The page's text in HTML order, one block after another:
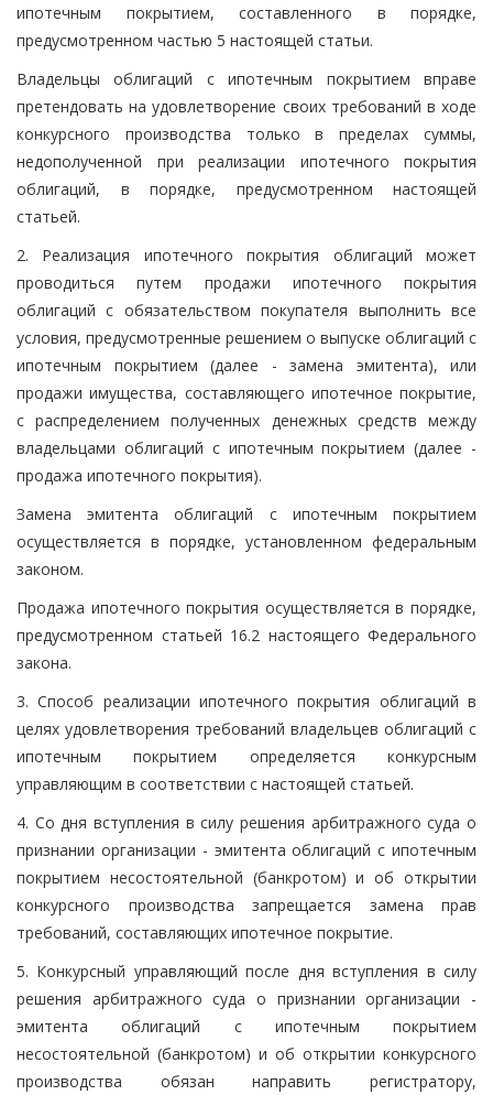
ипотечным покрытием, составленного в порядке,
предусмотренном частью 5 настоящей статьи.
Владельцы облигаций с ипотечным покрытием вправе
претендовать на удовлетворение своих требований в ходе
конкурсного производства только в пределах суммы,
недополученной при реализации ипотечного покрытия
облигаций, в порядке, предусмотренном настоящей
статьей.
2. Реализация ипотечного покрытия облигаций может
проводиться путем продажи ипотечного покрытия
облигаций с обязательством покупателя выполнить все
условия, предусмотренные решением о выпуске облигаций с
ипотечным покрытием (далее - замена эмитента), или
продажи имущества, составляющего ипотечное покрытие,
с распределением полученных денежных средств между
владельцами облигаций с ипотечным покрытием (далее -
продажа ипотечного покрытия).
Замена эмитента облигаций с ипотечным покрытием
осуществляется в порядке, установленном федеральным
законом.
Продажа ипотечного покрытия осуществляется в порядке,
предусмотренном статьей 16.2 настоящего Федерального
закона.
3. Способ реализации ипотечного покрытия облигаций в
целях удовлетворения требований владельцев облигаций с
ипотечным покрытием определяется конкурсным
управляющим в соответствии с настоящей статьей.
4. Со дня вступления в силу решения арбитражного суда о
признании организации - эмитента облигаций с ипотечным
покрытием несостоятельной (банкротом) и об открытии
конкурсного производства запрещается замена прав
требований, составляющих ипотечное покрытие.
5. Конкурсный управляющий после дня вступления в силу
решения арбитражного суда о признании организации -
эмитента облигаций с ипотечным покрытием
несостоятельной (банкротом) и об открытии конкурсного
производства обязан направить регистратору,